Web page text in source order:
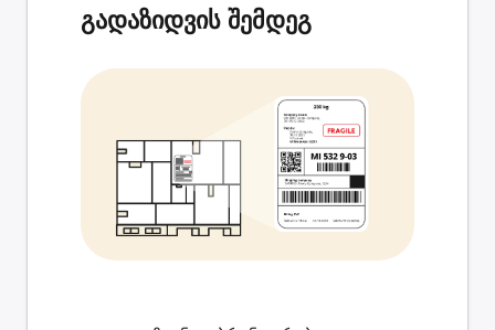
გადაზიდვის შემდეგ